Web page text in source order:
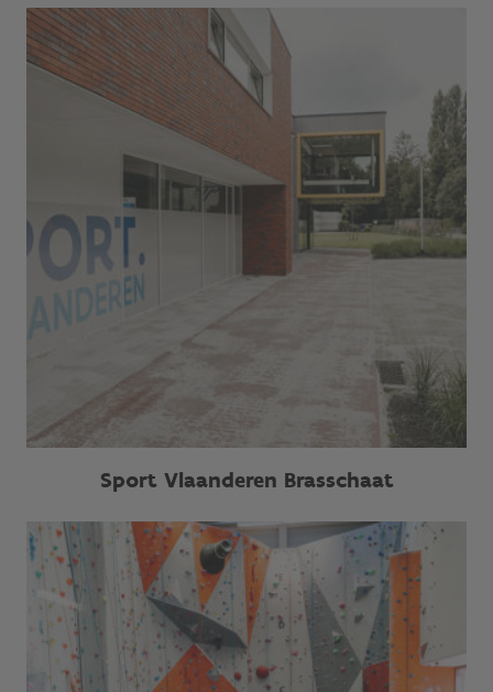
Sport Vlaanderen Brasschaat